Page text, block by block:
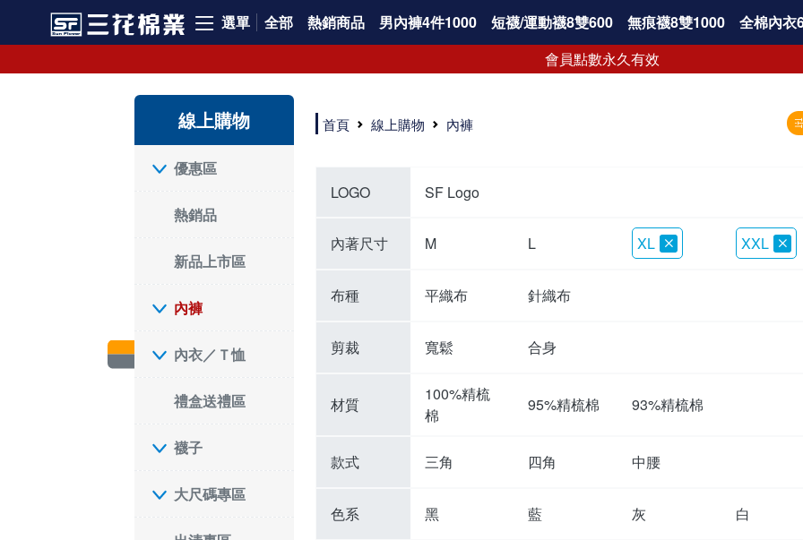
選單 全部 熱銷商品 男內褲4件1000 短襪/運動襪8雙600 無痕襪8雙1000 全棉內衣
會員點數永久有效
線上購物
優惠區
熱銷品
新品上市區
內褲
內衣／Ｔ恤
禮盒送禮區
襪子
大尺碼專區
選擇內褲、平口褲、純棉內褲首重品質。舒適、透氣的內褲、平口褲、純棉內褲能影響健康，須謹慎挑選。三花內褲透氣不悶，值得信賴！
三花內褲、平口褲、純棉內褲50年來持續升級，符合人體工學設計，柔軟無勒痕的鬆緊帶。三花內褲是肌膚好友，口碑熱銷！
選擇內褲首重品質。三花內褲50年來不斷升級，證明其卓越品質。符合人體工學剪裁，柔軟無痕鬆緊帶，是必買首選。兼具品質與外型，與肌膚零感接觸，穿著舒適，看來有質感。三花內褲設計獨特，質料優良，專業剪裁，呵護肌膚。新鮮高品質棉材製成，多款選擇，耐洗耐穿，三花內褲絕對首選。
"內褲購買及使用經驗網友來信分享 近年來，我經常在大型連鎖賣場如佳瑪、美華泰等地看到三花內褲的展示。最近一兩年，甚至百貨公司及街頭店鋪都開始大量出現三花專櫃或專賣店。我猜測，這應該是三花在營運策略上的調整，才使得這些改變成為現實。 本來，三花內褲一直是消費者選購內褲時的熱門選項之一。內褲櫃點的增多使我更加注意到這個品牌，因此我在選購內褲時，特意多研究了一下三花內褲的設計。 先從內褲外層包裝談起，有些內褲有PP袋包裝，有些則沒有。雖然這是一件小事，但我發現朋友們中有人會介意內褲包裝沒有PP袋。他們認為沒有PP袋會使包裝不夠精美。對我來說，有PP袋確實能提升包裝的精緻度，但內褲不裝PP袋其實也算是環保。所以，這就看每個人對內褲包裝的需求和感受了。 每次購買內褲時，我都會特別帶一件五片式剪裁的內褲。三花的平口內褲被稱為全國第一件五片式剪裁內褲，這話應該不是隨便說說的，畢竟三花是一個擁有超過50年歷史的老品牌，專注於研發和改良內褲。當初，我覺得這種設計有些花俏，只是圖個新鮮買來試試，結果發現內褲多一片真的有其優勢，尤其是減少了內褲卡屁的次數。雖然這個狀況不可能完全消失，但大大增加了穿著的舒適度。 三花內褲的價格也在我能接受的範圍內，因此它逐漸成為我的心頭好。此外，內褲選購時的另一個重要因素是鬆緊帶。看內褲是否舊了，第一眼通常看鬆緊帶。故意或不小心露出內褲褲頭的時候，印象分數也是由鬆緊帶決定的。 很多內褲品牌強調鬆緊帶的造型及花樣，這類內褲非常適合一些特殊場合，如單身聯誼或約會時穿著，能夠加分不少。日常使用的內褲則建議選擇鬆緊帶不易鬆垮的，花樣其次。三花特別強調內褲鬆緊帶的耐洗度，而其他品牌鮮少提及這一點。 分場合選擇內褲是我的習慣。特殊場合內褲要講究一點，但平日則需要選擇鬆緊帶有保障的內褲。畢竟，內褲是每天陪伴我們超過12個小時的衣物，找到適合自己且耐洗耐穿高CP值的內褲才是最明智的選擇。 內褲畢竟是消耗品，定期更換非常重要。如果內褲沾染到髒污或處於潮濕的環境，就不應該撐太久。這是因為內褲長期接觸身體的重要部位，所以選擇和保養都要謹慎。 以上是我個人的內褲使用分享，並非業配，不代表任何人的立場。內褲還是要以自身體驗最為準確。希望大家都能找到適合自己的內褲，並多多支持台灣品牌。"
首頁 線上購物 內褲
LOGO SF Logo
內著尺寸 M L XL XXL
布種 平織布 針織布
剪裁 寬鬆 合身
材質
100%精梳
棉
95%精梳棉 93%精梳棉
款式 三角 四角 中腰
色系 黑 藍 灰 白